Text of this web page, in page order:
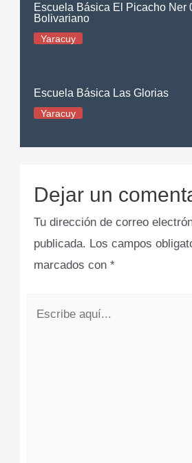
Escuela Básica El Picacho Ner
Bolivariano
Yaracuy
Escuela Básica Las Glorias
Yaracuy
Dejar un
Tu dirección de correo
publicada. Los campos
marcados con*